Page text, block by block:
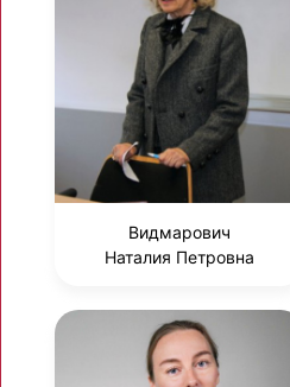
Видмарович
Наталия Петровна